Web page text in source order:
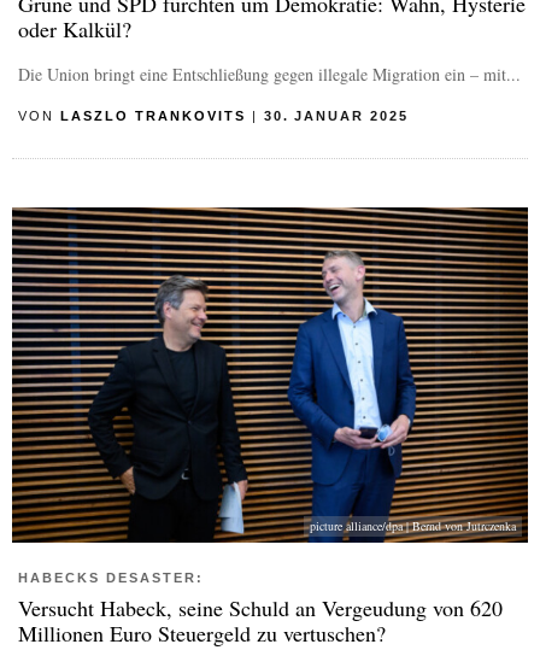
oder Kalkül?
Die Union bringt eine Entschließung gegen illegale Migration ein – mit...
VON LASZLO TRANKOVITS | 30. JANUAR 2025
picture alliance/dpa | Bernd von Jutrczenka
HABECKS DESASTER:
Versucht Habeck, seine Schuld an Vergeudung von 620
Millionen Euro Steuergeld zu vertuschen?